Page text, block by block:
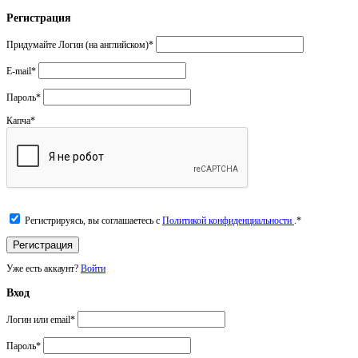
Регистрация
Придумайте Логин (на английском)*
E-mail*
Пароль*
Капча*
Регистрируясь, вы соглашаетесь с Политикой конфиденциальности .*
Уже есть аккаунт? Войти
Вход
Логин или email*
Пароль*